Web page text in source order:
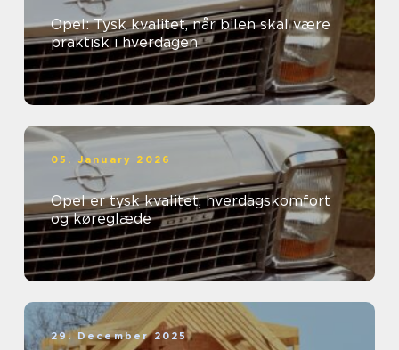
Opel: Tysk kvalitet, når bilen skal være
praktisk i hverdagen
05. January 2026
Opel er tysk kvalitet, hverdagskomfort
og køreglæde
29. December 2025